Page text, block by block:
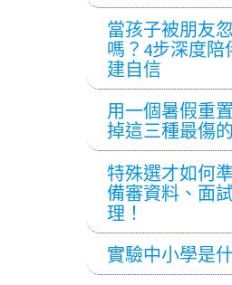
當孩子被朋友
嗎？4步深度陪
建自信
用一個暑假重
掉這三種最傷
特殊選才如何
備審資料、面
理！
實驗中小學是